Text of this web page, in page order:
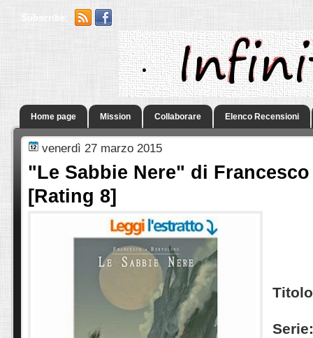
Subscribe:
.
Home page Mission Collaborare Elenco Recensioni
venerdì 27 marzo 2015
"Le Sabbie Nere" di
[Rating 8]